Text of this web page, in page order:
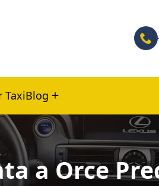
TaxiBlog
a Orce